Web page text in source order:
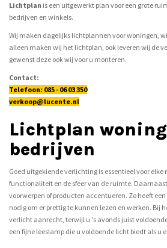
Lichtplan is een uitgewerkt plan voor een grote
bedrijven en winkels.
Wij maken dagelijks lichtplannen voor woningen,
alleen maken wij het lichtplan, ook leveren wij de
gewenst deze ook wij voor u monteren.
Contact:
Telefoon: 085 - 06 03 350
verkoop@lucente.nl
Lichtplan
bedrijven
Goed uitgekiende verlichting is essentieel voor
functionaliteit en de sfeer van de ruimte.
voorwerpen of producten accentueren. Zo heeft
nodig om er prettig te kunnen lezen en werken. Bij
verlicht aanrecht, terwijl u 's avonds juist
een fijne leeslamp die u voldoende licht biedt als u